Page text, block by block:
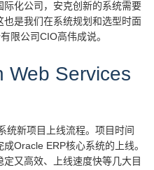
化公司，安克创新的系统需要
是我们在系统规划和选型时面
限公司CIO高伟成说。
Web Services
统新项目上线流程。项目时间
Oracle ERP核心系统的上线。
又高效、上线速度快等几大目